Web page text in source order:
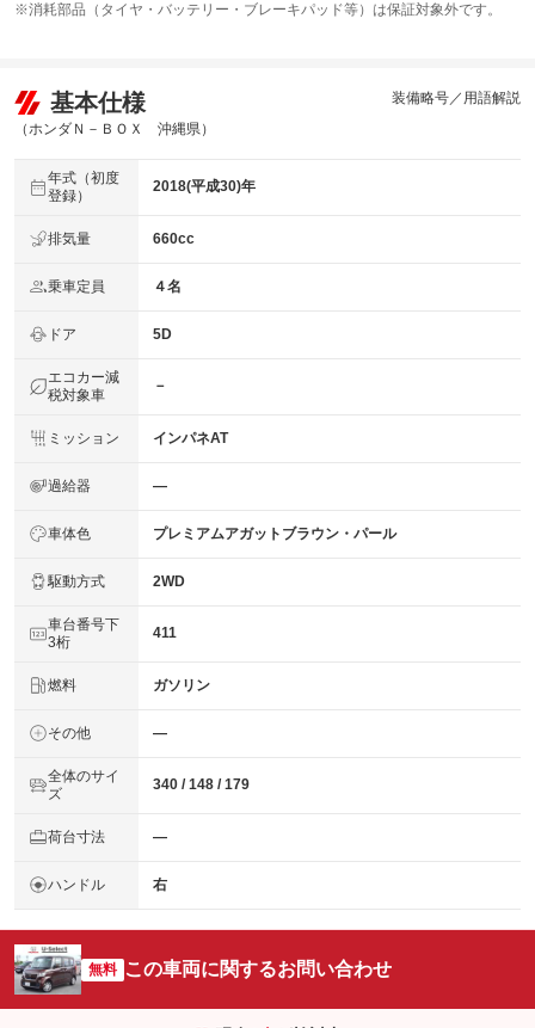
上限金額
保証修理
受付先
-
法定整備
※車検なし・車検整備付の場合は法定24ヶ月点検整備付
法定整備
※消耗部品（タイヤ・バッテリー・ブレーキパッド等）は保証対象外です。
基本仕様
（ホンダＮ－ＢＯＸ 沖縄県）
装備略号／用語解説
年式（初度
登録）
2018(平成30)年
排気量 660cc
乗車定員 ４名
ドア 5D
エコカー減
税対象車
－
ミッション インパネAT
過給器 ―
車体色 プレミアムアガットブラウン・パール
駆動方式 2WD
車台番号下
3桁
411
燃料 ガソリン
その他 ―
全体のサイ
ズ
340 / 148 / 179
荷台寸法 ―
ハンドル 右
無料 この車両に関するお問い合わせ